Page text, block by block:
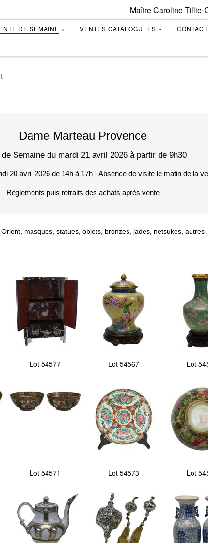
Maître Caroline Tillie-
DE SEMAINE VENTES CATALOGUEES
Dame Marteau Provence
de Semaine du mardi 21 avril 2026 à partir de 9h30
20 avril 2026 de 14h à 17h - Absence de visite le matin de la
Règlements puis retraits des achats après vente
masques, statues, objets, bronzes, jades, netsukes,
Lot 54577 Lot 54567 Lot
Lot 54571 Lot 54573 Lot